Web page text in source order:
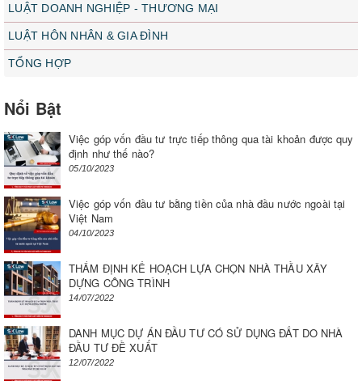
LUẬT DOANH NGHIỆP - THƯƠNG MẠI
LUẬT HÔN NHÂN & GIA ĐÌNH
TỔNG HỢP
Nổi Bật
Việc góp vốn đầu tư trực tiếp thông qua tài khoản được quy
định như thế nào?
05/10/2023
Việc góp vốn đầu tư bằng tiền của nhà đầu nước ngoài tại
Việt Nam
04/10/2023
THẨM ĐỊNH KẾ HOẠCH LỰA CHỌN NHÀ THẦU XÂY
DỰNG CÔNG TRÌNH
14/07/2022
DANH MỤC DỰ ÁN ĐẦU TƯ CÓ SỬ DỤNG ĐẤT DO NHÀ
ĐẦU TƯ ĐỀ XUẤT
12/07/2022